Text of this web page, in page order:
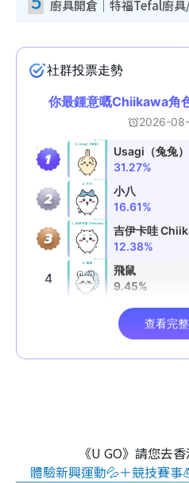
《U GO》請您去
體驗新興運動💦＋競技賽事